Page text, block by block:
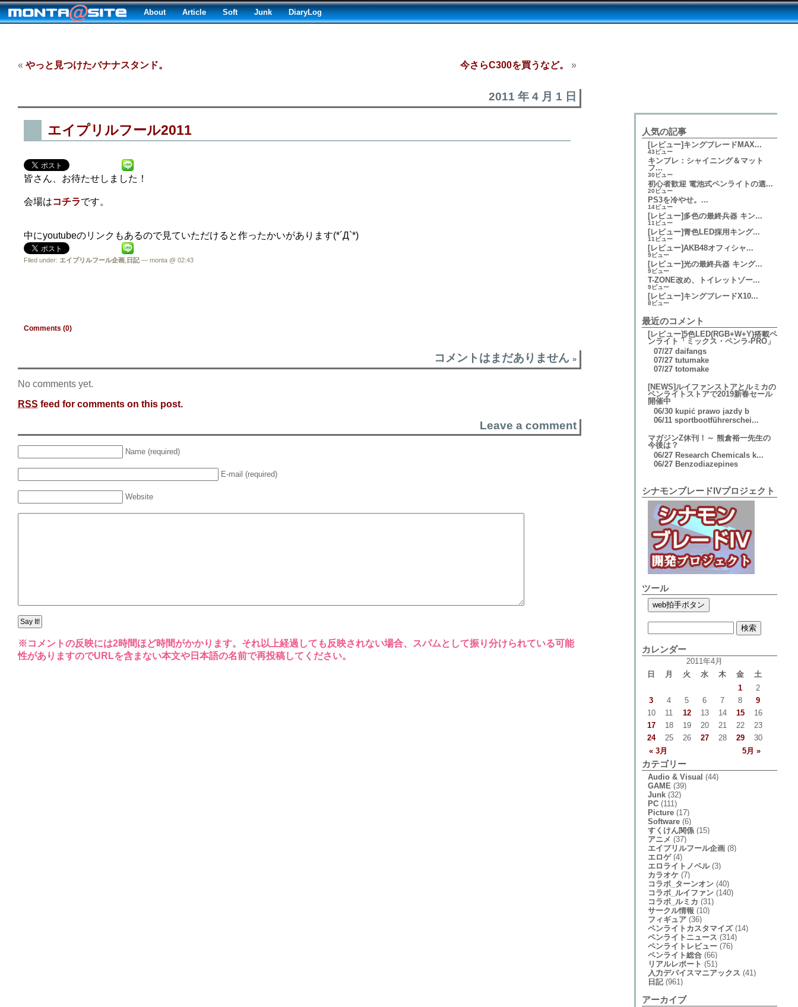
About Article Soft Junk DiaryLog
« やっと見つけたバナナスタンド。 今さらC300を買うなど。 »
2011 年 4 月 1 日
エイプリルフール2011
皆さん、お待たせしました！
会場はコチラです。
中にyoutubeのリンクもあるので見ていただけると作ったかいがあります(*´Д`*)
Filed under: エイプリルフール企画 日記— monta @ 02:43
Comments (0)
コメントはまだありません »
No comments yet.
RSS feed for comments on this post.
Leave a comment
Name (required)
E-mail (required)
Website
※コメントの反映には2時間ほど時間がかかります。それ以上経過しても反映されない場合、スパムとして振り分けられている可能
性がありますのでURLを含まない本文や日本語の名前で再投稿してください。
人気の記事
[レビュー]キングブレードMAX...
43ビュー
キンブレ：シャイニング＆マット
フ...
30ビュー
初心者歓迎 電池式ペンライトの選...
20ビュー
PS3を冷やせ。...
14ビュー
[レビュー]多色の最終兵器 キン...
11ビュー
[レビュー]青色LED採用キング...
11ビュー
[レビュー]AKB48オフィシャ...
9ビュー
[レビュー]光の最終兵器 キング...
9ビュー
T-ZONE改め、トイレットゾー...
9ビュー
[レビュー]キングブレードX10...
8ビュー
最近のコメント
[レビュー]5色LED(RGB+W+Y)搭載ペ
ンライト「ミックス・ペンラ-PRO」
07/27 daifangs
07/27 tutumake
07/27 totomake
[NEWS]ルイファンストアとルミカの
ペンライトストアで2019新春セール
開催中
06/30 kupić prawo jazdy b
06/11 sportbootführerschei...
マガジンZ休刊！～ 熊倉裕一先生の
今後は？
06/27 Research Chemicals k...
06/27 Benzodiazepines
シナモンブレードIVプロジェクト
ツール
カレンダー
2011年4月
日
月 火 水 木 金 土
« 3月 5月 »
1
2
3
4 5 6 7 8
9
10
11 12 13 14 15
16
17
18 19 20 21 22
23
24
25 26 27 28 29 30
カテゴリー
Audio & Visual (44)
GAME (39)
Junk(32)
PC(111)
Picture(17)
Software(6)
すくけん関係(15)
アニメ (37)
エイプリルフール企画(8)
エロゲ(4)
エロライトノベル(3)
カラオケ(7)
コラボ_ターンオン(40)
コラボ_ルイファン(140)
コラボ_ルミカ (31)
サークル情報 (10)
フィギュア(36)
ペンライトカスタマイズ(14)
ペンライトニュース (314)
ペンライトレビュー(76)
ペンライト総合(66)
リアルレポート (51)
入力デバイスマニアックス (41)
日記(961)
アーカイブ